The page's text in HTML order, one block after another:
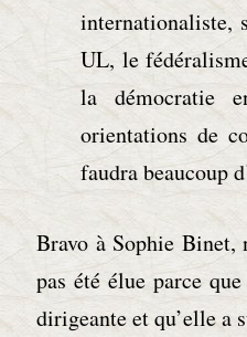
internationaliste,
UL, le
la démocratie
orientations de
faudra beaucoup
Bravo à Sophie Binet,
pas été élue parce
dirigeante et qu’elle a